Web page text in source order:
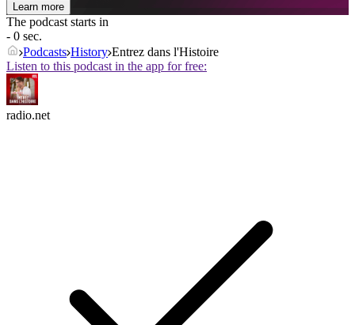
Learn more
The podcast starts in
- 0 sec.
Podcasts History Entrez dans l'Histoire
Listen to this podcast in the app for free:
radio.net